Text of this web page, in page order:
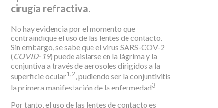
cirugía refractiva.
No hay evidencia por el momento que
contraindique el uso de las lentes de contacto.
Sin embargo, se sabe que el virus SARS-COV-2
(COVID-19) puede aislarse en la lágrima y la
conjuntiva a través de aerosoles dirigidos a la
superficie ocular1,2, pudiendo ser la conjuntivitis
la primera manifestación de la enfermedad3.
Por tanto, el uso de las lentes de contacto es